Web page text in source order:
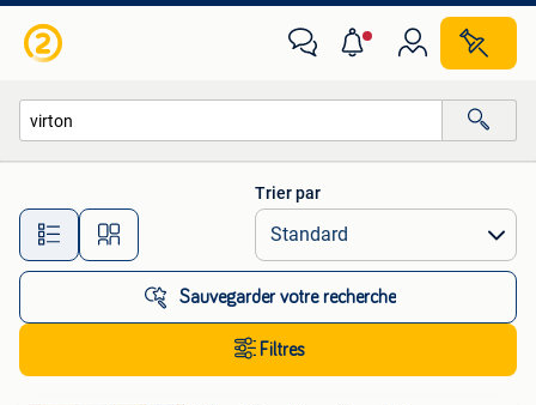
Toutes les distances…
Trier par
Sauvegarder votre recherche
Filtres